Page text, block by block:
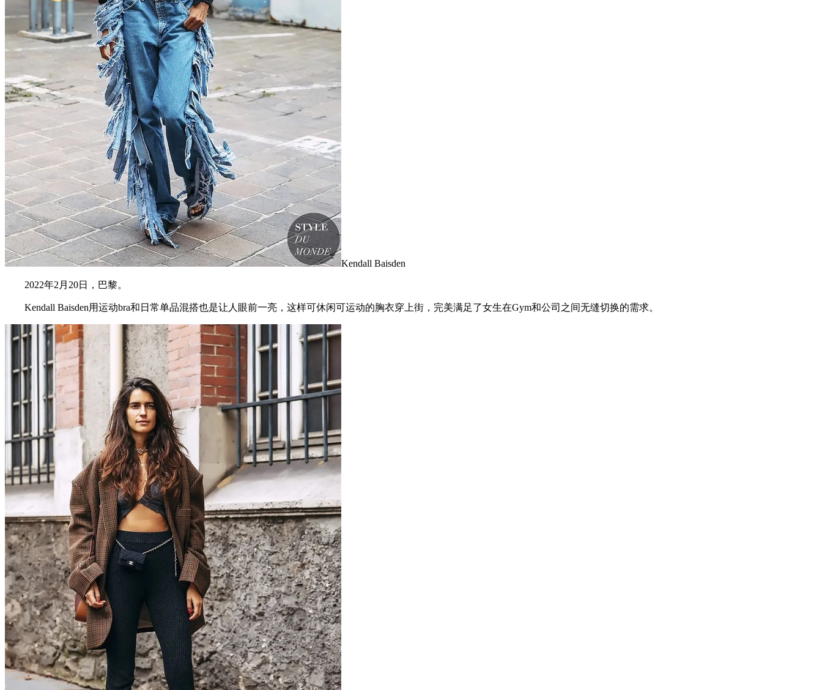
Kendall Baisden
2022年2月20日，巴黎。
Kendall Baisden用运动bra和日常单品混搭也是让人眼前一亮，这样可休闲可运动的胸衣穿上街，完美满足了女生在Gym和公司之间无缝切换的需求。